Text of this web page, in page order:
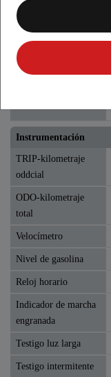
Capacidad
Depósito de gasolina
Sistema de alumbrado
Iluminación
Instrumentación
TRIP-kilometraje
oddcial
ODO-kilometraje
total
Velocímetro
Nivel de gasolina
Reloj horario
Indicador de marcha
engranada
Testigo luz larga
Testigo intermitente